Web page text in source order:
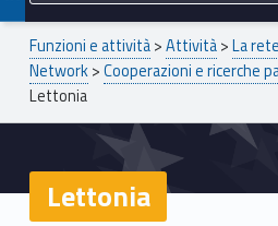
Breadcrumbs navigation
Funzioni e attività>Attività>La
Network>Cooperazioni e ricerche
Lettonia
Lettonia